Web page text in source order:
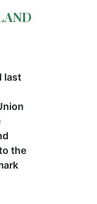
last
the